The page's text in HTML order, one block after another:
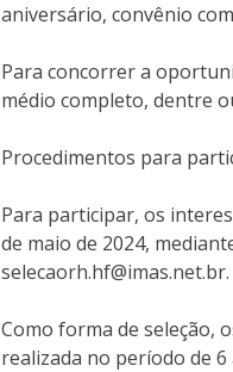
aniversário, convênio com
Para concorrer a
médio completo, dentre
Procedimentos para
Para participar, os
de maio de 2024,
selecaorh.hf@imas.net.br.
Como forma de seleção,
realizada no período de 6